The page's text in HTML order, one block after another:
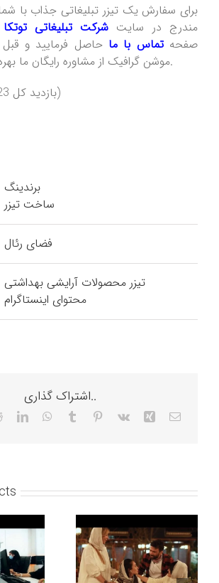
برای سفارش یک تیزر تبلیغاتی جذاب با
مندرج در سایت شرکت تبلیغاتی توتکا
صفحهتماس با ما حاصل فرمایید و
موشن گرافیک از مشاوره رایگان ما بهره مند شوید.
(بازدید کل 23 , 1 بازدید امروز)
برندینگ
ساخت تیزر
فضای رئال
تیزر محصولات آرایشی بهداشتی
محتوای اینستاگرام
اشتراک گذاری..
RedditLinkedInWhatsApp
Tumblr Pinterest
Vk Xing Email